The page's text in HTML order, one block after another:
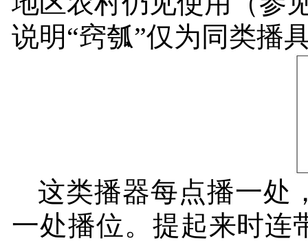
说明“窍瓠”仅为同类播
这类播器每点播一处
一处播位。提起来时连